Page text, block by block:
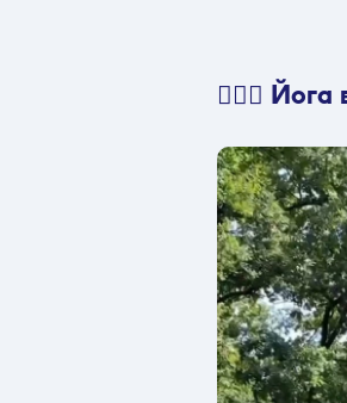
🧘🏼‍♀️